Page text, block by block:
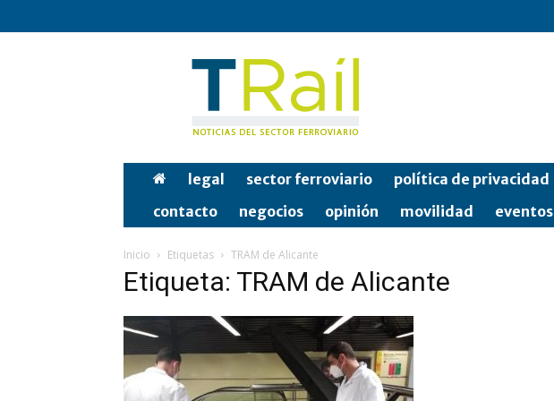
Tren
legal sector ferroviario política de privacidad
contacto
negocios opinión movilidad eventos
Inicio Etiquetas TRAM de Alicante
Etiqueta: TRAM de Alicante